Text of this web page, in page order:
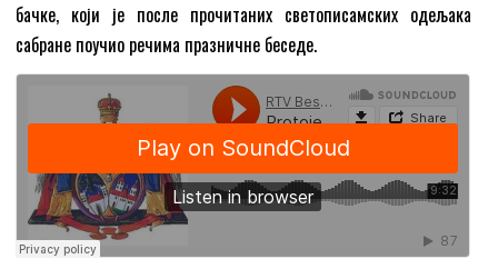
бачке, који је после прочитаних светописамских одељака
сабране поучио речима празничне беседе.